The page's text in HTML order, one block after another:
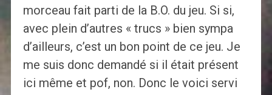
morceau fait parti de la B.O. du jeu. Si si,
avec plein d’autres « trucs » bien sympa
d’ailleurs, c’est un bon point de ce jeu. Je
me suis donc demandé si il était présent
ici même et pof, non. Donc le voici servi